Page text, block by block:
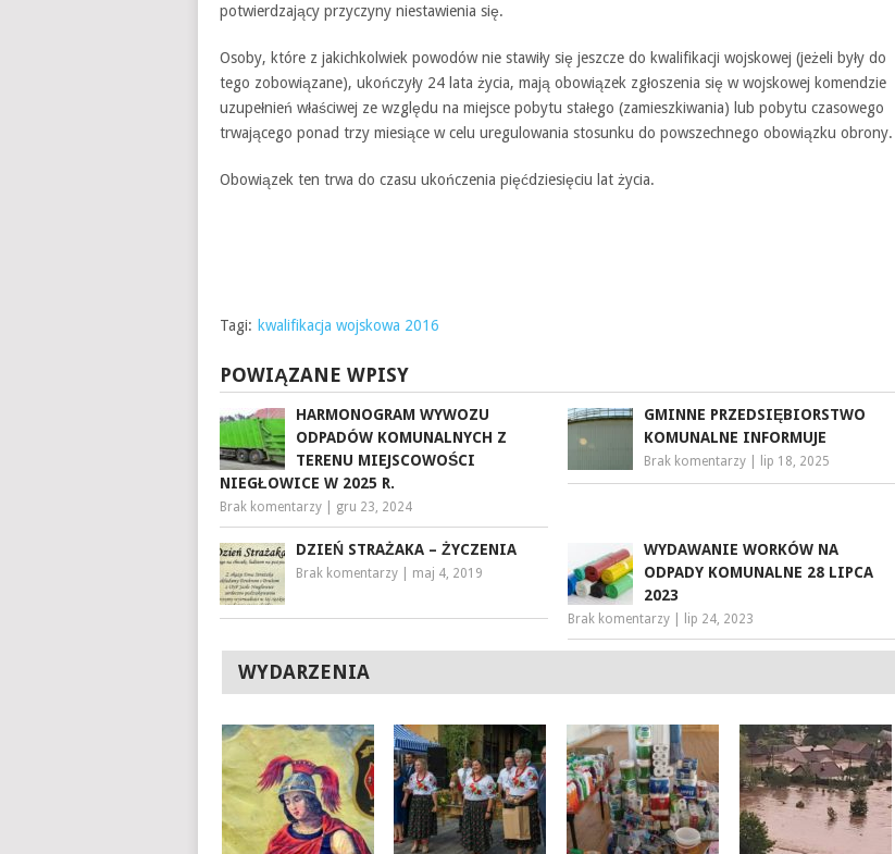
potwierdzający przyczyny niestawienia się.
Osoby, które z jakichkolwiek powodów nie stawiły się jeszcze do kwalifikacji wojskowej (jeżeli były do
tego zobowiązane), ukończyły 24 lata życia, mają obowiązek zgłoszenia się w wojskowej komendzie
uzupełnień właściwej ze względu na miejsce pobytu stałego (zamieszkiwania) lub pobytu czasowego
trwającego ponad trzy miesiące w celu uregulowania stosunku do powszechnego obowiązku obrony.
Obowiązek ten trwa do czasu ukończenia pięćdziesięciu lat życia.
Tagi: kwalifikacja wojskowa 2016
POWIĄZANE WPISY
HARMONOGRAM WYWOZU
ODPADÓW KOMUNALNYCH Z
TERENU MIEJSCOWOŚCI
NIEGŁOWICE W 2025 R.
Brak komentarzy gru 23, 2024
GMINNE PRZEDSIĘBIORSTWO
KOMUNALNE INFORMUJE
Brak komentarzy lip 18, 2025
DZIEŃ STRAŻAKA – ŻYCZENIA
Brak komentarzy maj 4, 2019
WYDAWANIE WORKÓW NA
ODPADY KOMUNALNE 28 LIPCA
2023
Brak komentarzy lip 24, 2023
WYDARZENIA